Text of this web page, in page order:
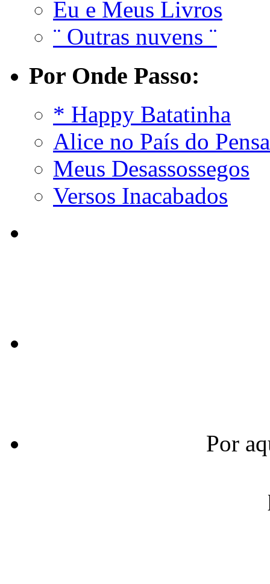
Eu e Meus Livros
¨ Outras nuvens ¨
Por Onde Passo:
* Happy Batatinha
Alice no País do
Meus Desassossegos
Versos Inacabados
Por